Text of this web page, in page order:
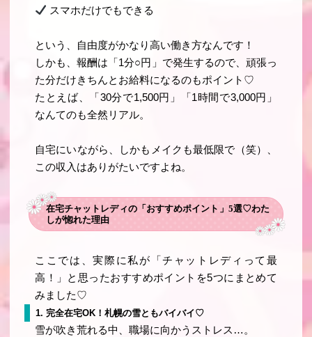
スマホだけでもできる
という、自由度がかなり高い働き方なんです！
しかも、報酬は「1分○円」で発生するので、頑張っ
た分だけきちんとお給料になるのもポイント♡
たとえば、「30分で1,500円」「1時間で3,000円」
なんてのも全然リアル。
自宅にいながら、しかもメイクも最低限で（笑）、
この収入はありがたいですよね。
在宅チャットレディの「おすすめポイント」5選♡わた
しが惚れた理由
ここでは、実際に私が「チャットレディって最
高！」と思ったおすすめポイントを5つにまとめて
みました♡
1. 完全在宅OK！札幌の雪ともバイバイ♡
雪が吹き荒れる中、職場に向かうストレス…。